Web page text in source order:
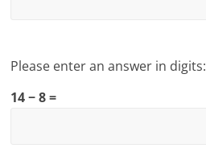
Please enter an answer in digits:
14 − 8 =